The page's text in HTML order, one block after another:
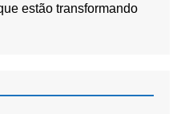
estão transformando